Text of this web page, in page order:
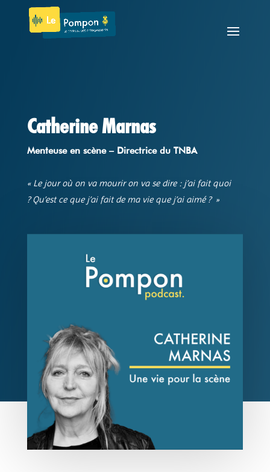
Catherine Marnas
Menteuse en scène – Directrice du TNBA
« Le jour où on va mourir on va se dire : j’ai fait quoi
? Qu’est ce que j’ai fait de ma vie que j’ai aimé ? »